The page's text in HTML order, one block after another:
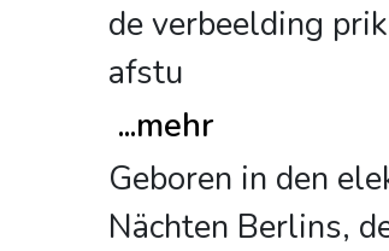
de verbeelding
afstu
...mehr
Geboren in den
Nächten Berlins,